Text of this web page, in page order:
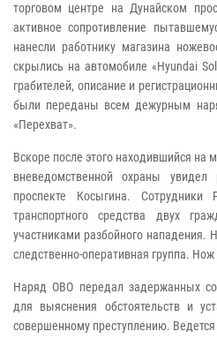
торговом центре на Дунайском
активное сопротивление
нанесли работнику магазина
скрылись на автомобиле «Hyundai
грабителей, описание и
были переданы всем дежурным
«Перехват».
Вскоре после этого находившийся на
вневедомственной охраны
проспекте Косыгина. Сотрудники
транспортного средства двух
участниками разбойного
следственно-оперативная группа.
Наряд ОВО передал задержанных
для выяснения обстоятельств и
совершенному преступлению. Ведется